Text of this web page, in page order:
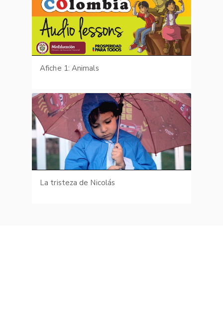
Afiche 1: Animals
La tristeza de Nicolás